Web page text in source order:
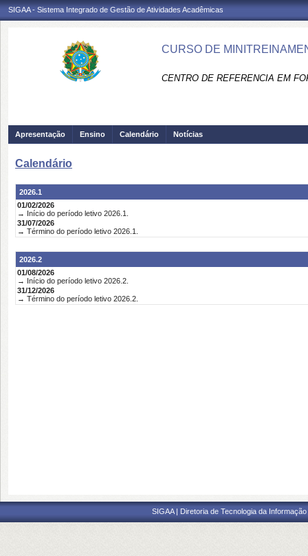
SIGAA - Sistema Integrado de Gestão de Atividades Acadêmicas
CURSO DE
CENTRO DE REFERENCIA EM
Apresentação Ensino Calendário Notícias
Calendário
2026.1
01/02/2026
→ Início do período letivo 2026.1.
31/07/2026
→ Término do período letivo 2026.1.
2026.2
01/08/2026
→ Início do período letivo 2026.2.
31/12/2026
→ Término do período letivo 2026.2.
SIGAA | Diretoria de Tecnologia da